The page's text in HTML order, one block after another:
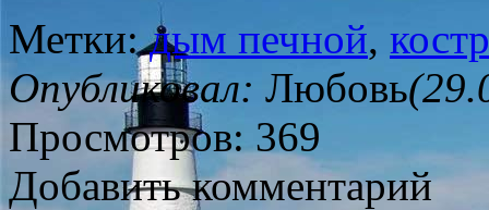
Метки:дым печной,
Опубликовал: Любовь
Просмотров: 369
Добавить комментарий